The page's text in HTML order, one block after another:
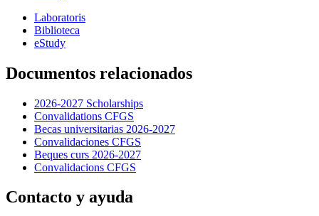
Laboratoris
Biblioteca
eStudy
Documentos relacionados
2026-2027 Scholarships
Convalidations CFGS
Becas universitarias 2026-2027
Convalidaciones CFGS
Beques curs 2026-2027
Convalidacions CFGS
Contacto y ayuda